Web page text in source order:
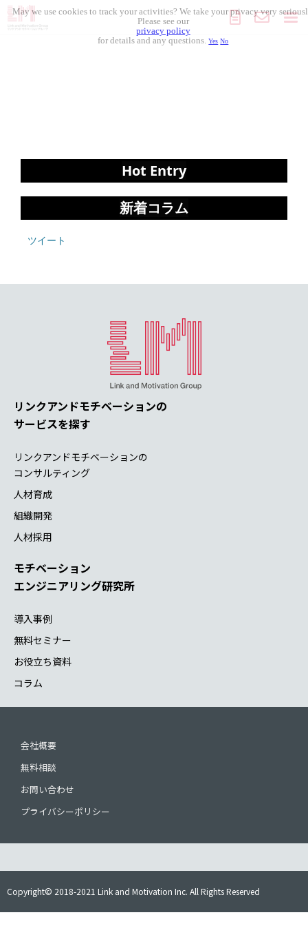
Hot Entry
新着コラム
ツイート
リンクアンドモチベーションの
サービスを探す
リンクアンドモチベーションの
コンサルティング
人材育成
組織開発
人材採用
モチベーション
エンジニアリング研究所
導入事例
無料セミナー
お役立ち資料
コラム
会社概要
無料相談
お問い合わせ
プライバシーポリシー
Copyright© 2018-2021 Link and Motivation Inc. All Rights Reserved
May we use cookies to track your activities? We take your privacy very
Please see our
privacy policy
for details and any questions.Yes No